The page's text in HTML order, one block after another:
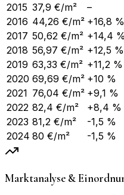
2015 37,9 €/m²
–
2016 44,26 €/m² +16,8 %
2017 50,62 €/m² +14,4 %
2018 56,97 €/m² +12,5 %
2019 63,33 €/m² +11,2 %
2020 69,69 €/m² +10 %
2021 76,04 €/m² +9,1 %
2022 82,4 €/m²
+8,4 %
2023 81,2 €/m²
-1,5 %
2024 80 €/m² -1,5 %
Marktanalyse &